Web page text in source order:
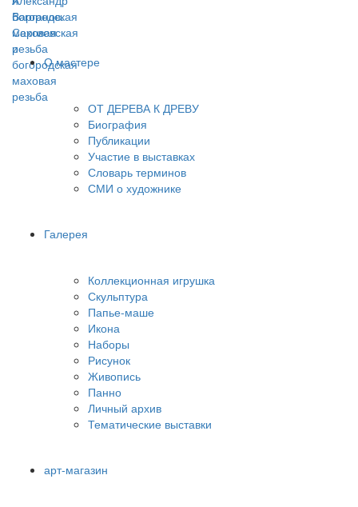
О мастере
ОТ ДЕРЕВА К ДРЕВУ
Биография
Публикации
Участие в выставках
Словарь терминов
СМИ о художнике
Галерея
Коллекционная игрушка
Скульптура
Папье-маше
Икона
Наборы
Рисунок
Живопись
Панно
Личный архив
Тематические выставки
арт-магазин